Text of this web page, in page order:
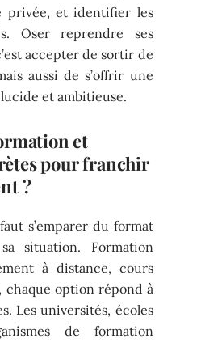
privée, et identifier les
Oser reprendre ses
accepter de sortir de
aussi de s’offrir une
et ambitieuse.
et
pour franchir
?
s’emparer du format
situation. Formation
à distance, cours
chaque option répond à
Les universités, écoles
de formation